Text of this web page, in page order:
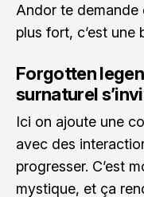
Andor te demande
plus fort, c’est une
Forgotten
surnaturel
Ici on ajoute une
avec des
progresser. C’est
mystique, et ça